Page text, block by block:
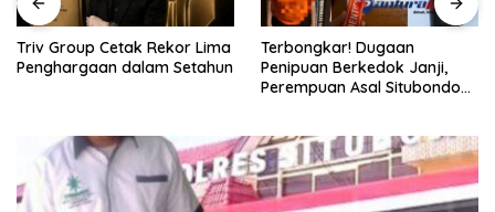
Triv Group Cetak Rekor Lima
Penghargaan dalam Setahun
Terbongkar! Dugaan
Penipuan Berkedok Janji,
Perempuan Asal Situbondo